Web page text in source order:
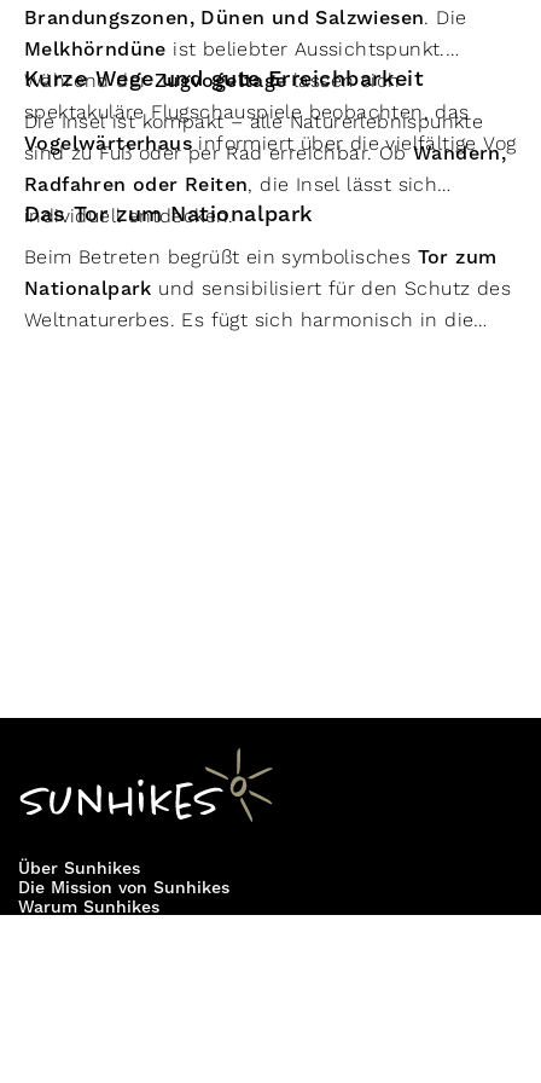
Brandungszonen, Dünen und Salzwiesen. Die
Melkhörndüne ist beliebter Aussichtspunkt.
Während derZugvogeltagelassen sich
spektakuläre Flugschauspiele beobachten, das
Vogelwärterhausinformiert über die vielfältige
Kurze Wege und gute Erreichbarkeit
Die Insel ist kompakt – alle Naturerlebnispunkte
sind zu Fuß oder per Rad erreichbar. ObWandern,
Radfahren oder Reiten, die Insel lässt sich
individuell entdecken.
Das Tor zum Nationalpark
Beim Betreten begrüßt ein symbolisches Tor zum
Nationalpark und sensibilisiert für den Schutz des
Weltnaturerbes. Es fügt sich harmonisch in die
Über Sunhikes
Die Mission von Sunhikes
Warum Sunhikes